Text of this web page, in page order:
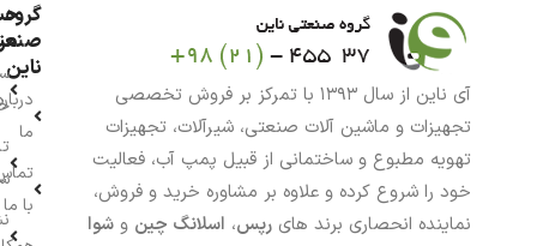
آی ناین از سال ۱۳۹۳ با تمرکز بر فروش تخصصی
تجهیزات و ماشین آلات صنعتی، شیرآلات، تجهیزات
تهویه مطبوع و ساختمانی از قبیل پمپ آب، فعالیت
خود را شروع کرده و علاوه بر مشاوره خرید و فروش،
نماینده انحصاری برند های رپس، اسلانگ چین و شوا
گروه
ناین
ما
با ما